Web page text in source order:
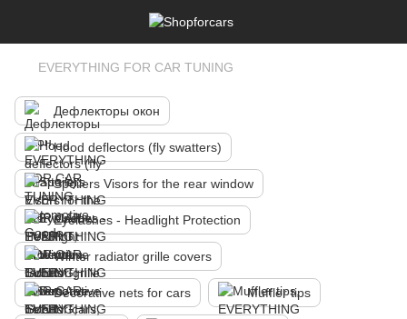
EVERYTHING FOR CAR TUNING
Дефлекторы окон
Hood deflectors (fly swatters)
Spoilers Visors for the rear window
Eyelashes - Headlight Protection
Winter radiator grille covers
Decorative nets for cars Muffler tips